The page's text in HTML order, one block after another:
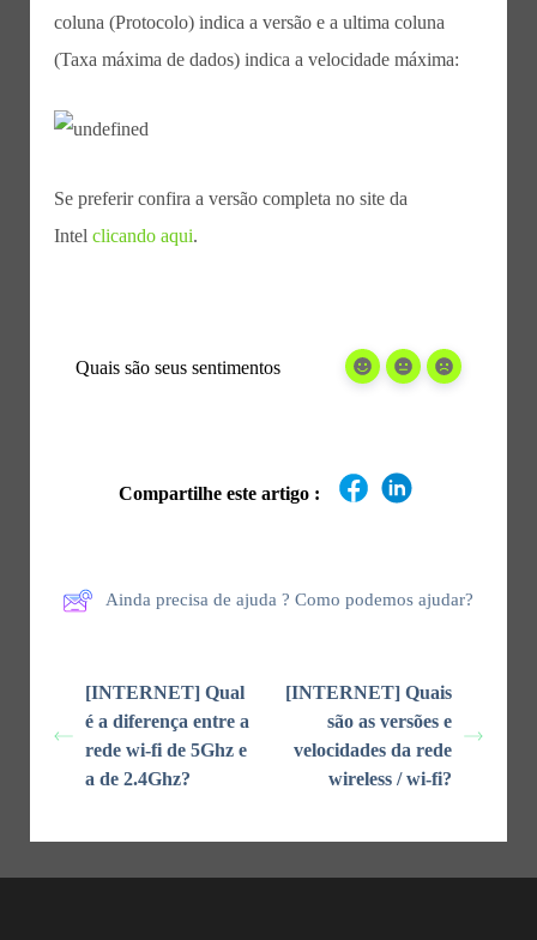
coluna (Protocolo) indica a versão e a ultima coluna
(Taxa máxima de dados) indica a velocidade máxima:
Se preferir confira a versão completa no site da
Intel clicando aqui.
Quais são seus sentimentos
Compartilhe este artigo :
Ainda precisa de ajuda ? Como podemos ajudar?
[INTERNET] Qual
é a diferença entre a
rede wi-fi de 5Ghz e
a de 2.4Ghz?
[INTERNET] Quais
são as versões e
velocidades da rede
wireless / wi-fi?